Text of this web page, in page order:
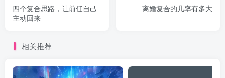
四个复合思路，让前任自己
主动回来
离婚复合的几率有多大
相关推荐